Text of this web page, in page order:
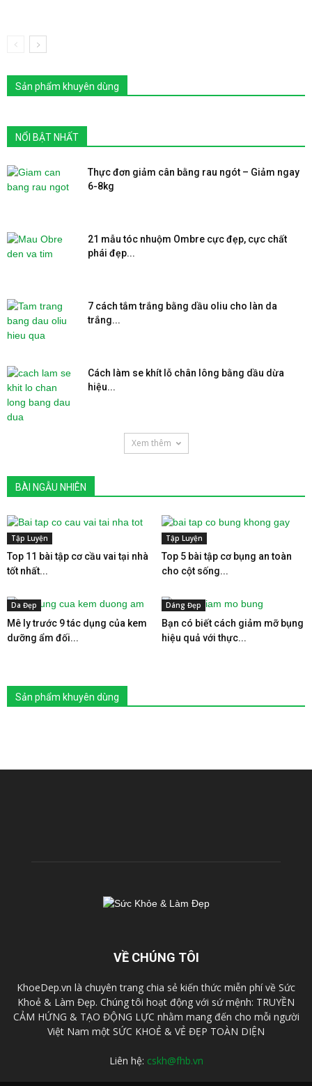
Sản phẩm khuyên dùng
NỔI BẬT NHẤT
Thực đơn giảm cân bằng rau ngót – Giảm ngay
6-8kg
21 mẫu tóc nhuộm Ombre cực đẹp, cực chất
phái đẹp...
7 cách tắm trắng bằng dầu oliu cho làn da
trắng...
Cách làm se khít lỗ chân lông bằng dầu dừa
hiệu...
Xem thêm
BÀI NGẪU NHIÊN
Tập Luyện
Top 11 bài tập cơ cầu vai tại nhà
tốt nhất...
Tập Luyện
Top 5 bài tập cơ bụng an toàn
cho cột sống...
Da Đẹp
Mê ly trước 9 tác dụng của kem
dưỡng ẩm đối...
Dáng Đẹp
Bạn có biết cách giảm mỡ bụng
hiệu quả với thực...
Sản phẩm khuyên dùng
VỀ CHÚNG TÔI
KhoeDep.vn là chuyên trang chia sẻ kiến thức miễn phí về Sức
Khoẻ & Làm Đẹp. Chúng tôi hoạt động với sứ mệnh: TRUYỀN
CẢM HỨNG & TẠO ĐỘNG LỰC nhằm mang đến cho mỗi người
Việt Nam một SỨC KHOẺ & VẺ ĐẸP TOÀN DIỆN
Liên hệ: cskh@fhb.vn